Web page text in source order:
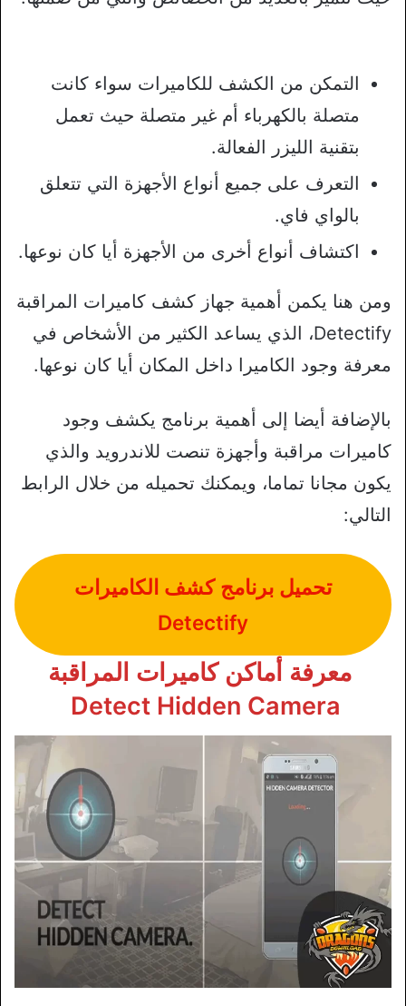
التمكن من الكشف للكاميرات سواء كانت
متصلة بالكهرباء أم غير متصلة حيث تعمل
بتقنية الليزر الفعالة.
التعرف على جميع أنواع الأجهزة التي تتعلق
بالواي فاي.
اكتشاف أنواع أخرى من الأجهزة أيا كان نوعها.
ومن هنا يكمن أهمية جهاز كشف كاميرات المراقبة
Detectify، الذي يساعد الكثير من الأشخاص في
معرفة وجود الكاميرا داخل المكان أيا كان نوعها.
بالإضافة أيضا إلى أهمية برنامج يكشف وجود
كاميرات مراقبة وأجهزة تنصت للاندرويد والذي
يكون مجانا تماما، ويمكنك تحميله من خلال الرابط
التالي:
تحميل برنامج كشف الكاميرات
Detectify
معرفة أماكن كاميرات المراقبة
Detect Hidden Camera